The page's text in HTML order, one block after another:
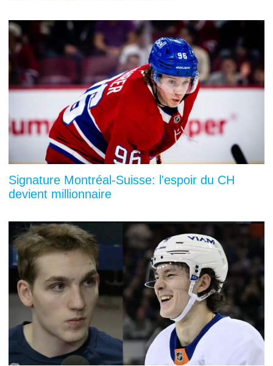
Signature Montréal-Suisse: l'espoir du CH
devient millionnaire